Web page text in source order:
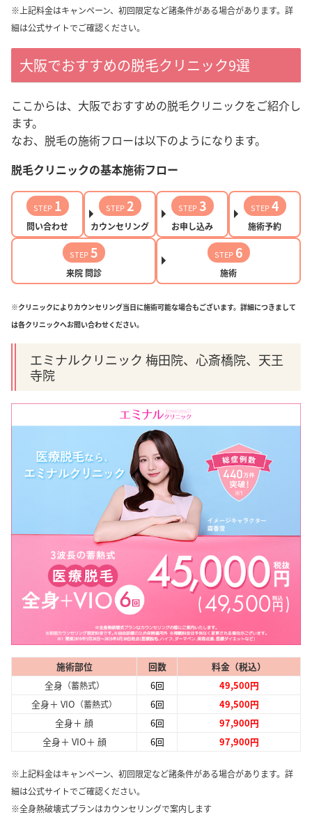
※上記料金はキャンペーン、初回限定など諸条件がある場合があります。詳
細は公式サイトでご確認ください。
大阪でおすすめの脱毛クリニック9選
ここからは、大阪でおすすめの脱毛クリニックをご紹介し
ます。
なお、脱毛の施術フローは以下のようになります。
脱毛クリニックの基本施術フロー
STEP 1
問い合わせ
STEP 2
カウンセリング
STEP 3
お申し込み
STEP 4
施術予約
STEP 5
来院 問診
STEP 6
施術
※クリニックによりカウンセリング当日に施術可能な場合もございます。詳細につきまして
は各クリニックへお問い合わせください。
エミナルクリニック 梅田院、心斎橋院、天王
寺院
施術部位 回数
料金（税込）
全身 （蓄熱式） 6回
49,500円
全身＋ VIO （蓄熱式） 6回
49,500円
全身＋ 顔
6回
97,900円
全身＋ VIO＋ 顔
6回 97,900円
※上記料金はキャンペーン、初回限定など諸条件がある場合があります。詳
細は公式サイトでご確認ください。
※全身熱破壊式プランはカウンセリングで案内します